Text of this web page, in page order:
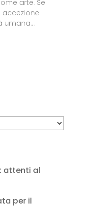
arte. Se
umana...
attenti al
per il